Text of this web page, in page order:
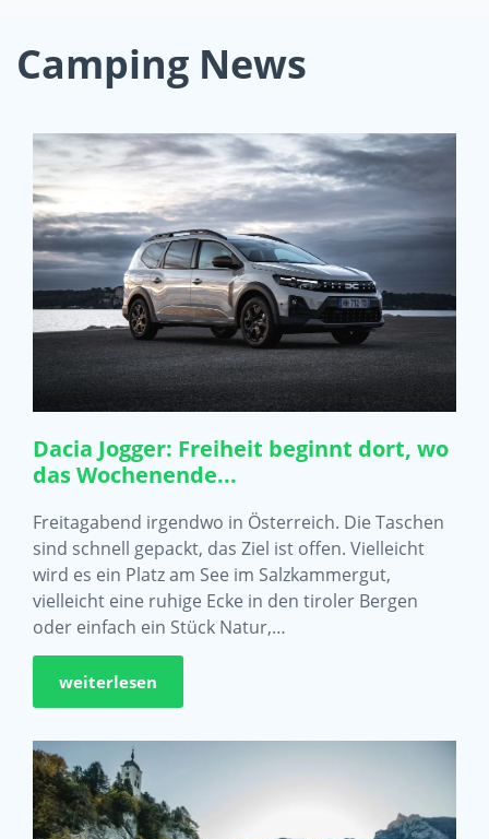
Camping News
Dacia Jogger: Freiheit beginnt dort, wo
das Wochenende...
Freitagabend irgendwo in Österreich. Die Taschen
sind schnell gepackt, das Ziel ist offen. Vielleicht
wird es ein Platz am See im Salzkammergut,
vielleicht eine ruhige Ecke in den tiroler Bergen
oder einfach ein Stück Natur,…
weiterlesen